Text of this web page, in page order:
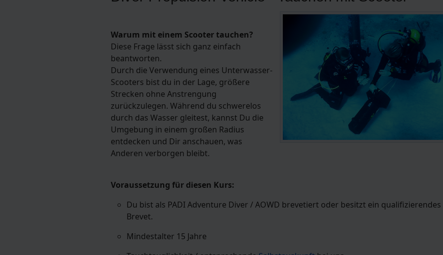
Warum mit einem Scooter tauchen?
Diese Frage lässt sich ganz einfach
beantworten.
Durch die Verwendung eines Unterwasser-
Scooters bist du in der Lage, größere
Strecken ohne Anstrengung
zurückzulegen. Während du schwerelos
durch das Wasser gleitest, kannst Du die
Umgebung in einem großen Radius
entdecken und Dir anschauen, was
Anderen verborgen bleibt.
Voraussetzung für diesen Kurs:
Du bist als PADI Adventure Diver / AOWD brevetiert oder besitzt ein qualifizierendes
Brevet.
Mindestalter 15 Jahre